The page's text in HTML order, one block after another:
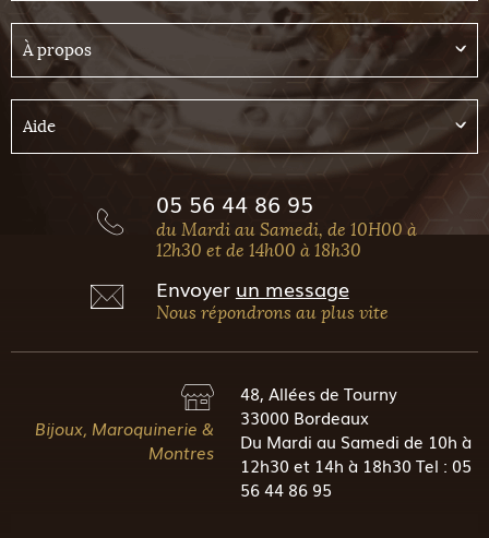
À propos
Aide
05 56 44 86 95
du Mardi au Samedi, de 10H00 à
12h30 et de 14h00 à 18h30
Envoyer un message
Nous répondrons au plus vite
Bijoux, Maroquinerie &
Montres
48, Allées de Tourny
33000 Bordeaux
Du Mardi au Samedi de 10h à
12h30 et 14h à 18h30 Tel : 05
56 44 86 95